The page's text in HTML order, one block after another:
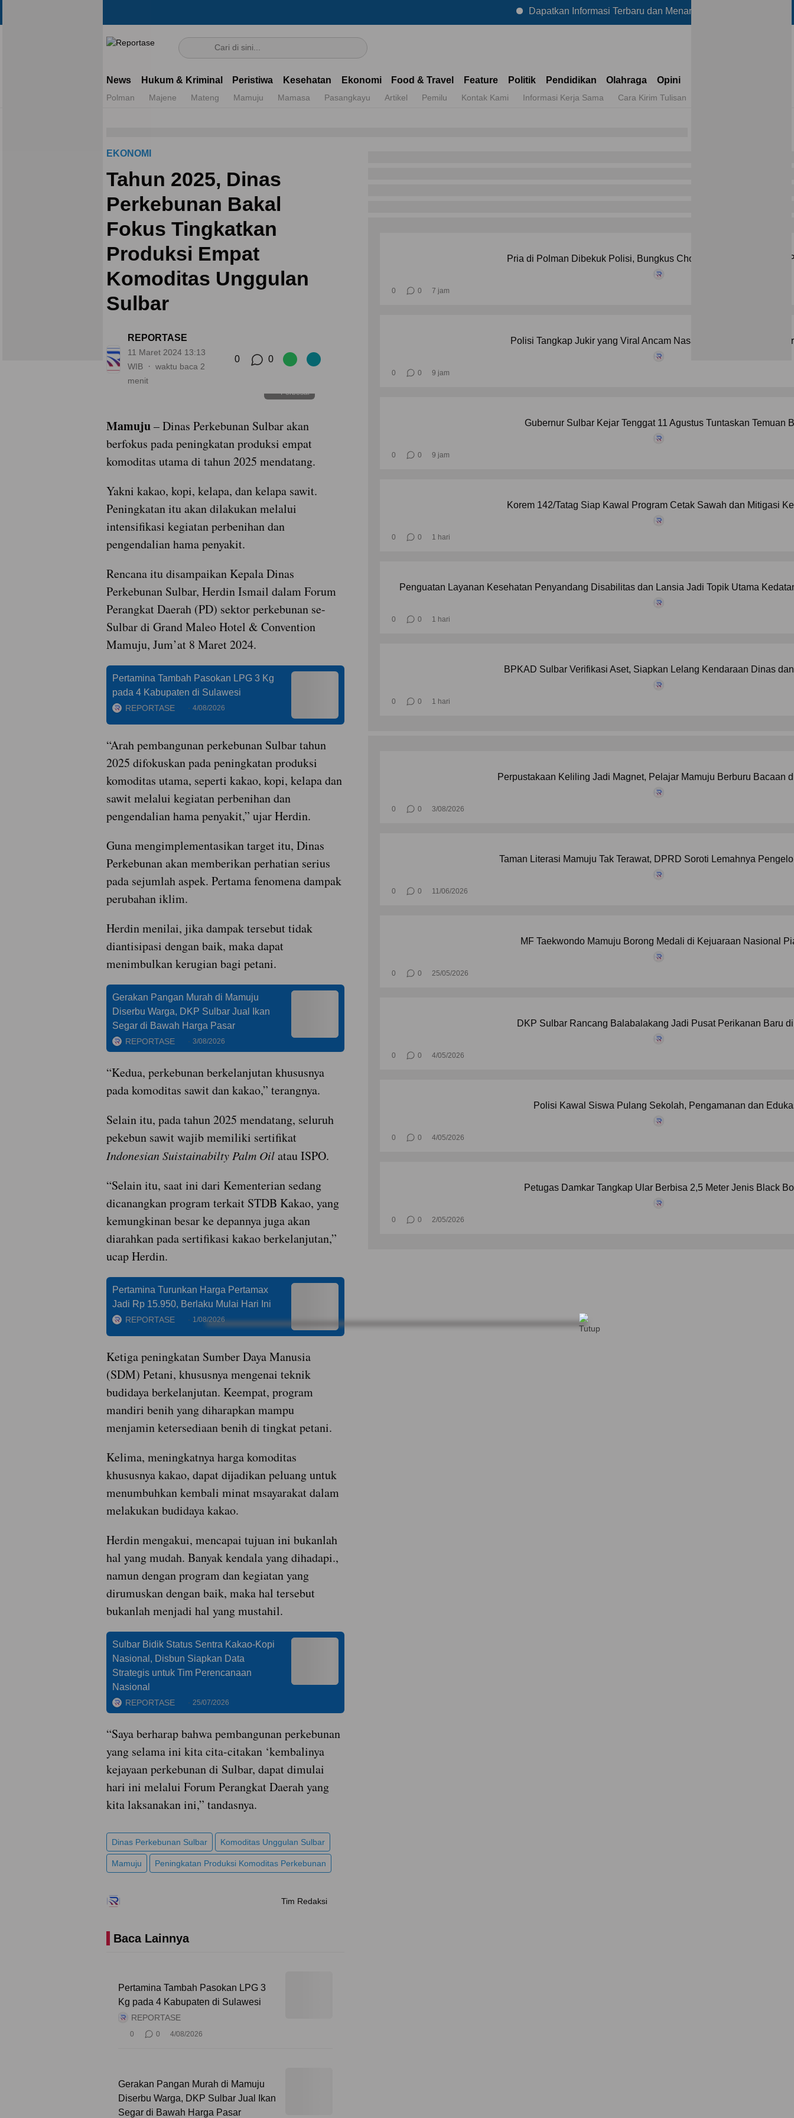
Dapatkan Informasi Terbaru dan Menarik Lainnya Hanya di Reportase
Mengulas Fakta Di Balik Cerita
News Hukum & Kriminal Peristiwa Kesehatan Ekonomi Food & Travel Feature Politik Pendidikan Olahraga Opini
Polman Majene Mateng Mamuju Mamasa Pasangkayu Artikel Pemilu Kontak Kami Informasi Kerja Sama Cara Kirim Tulisan
EKONOMI
Tahun 2025, Dinas
Perkebunan Bakal
Fokus Tingkatkan
Produksi Empat
Komoditas Unggulan
Sulbar
REPORTASE
11 Maret 2024 13:13
WIB
waktu baca 2
menit
0 0
Perbesar
Mamuju– Dinas Perkebunan Sulbar akan
berfokus pada peningkatan produksi empat
komoditas utama di tahun 2025 mendatang.
Yakni kakao, kopi, kelapa, dan kelapa sawit.
Peningkatan itu akan dilakukan melalui
intensifikasi kegiatan perbenihan dan
pengendalian hama penyakit.
Rencana itu disampaikan Kepala Dinas
Perkebunan Sulbar, Herdin Ismail dalam Forum
Perangkat Daerah (PD) sektor perkebunan se-
Sulbar di Grand Maleo Hotel & Convention
Mamuju, Jum’at 8 Maret 2024.
Pertamina Tambah Pasokan LPG 3 Kg
pada 4 Kabupaten di Sulawesi
REPORTASE 4/08/2026
“Arah pembangunan perkebunan Sulbar tahun
2025 difokuskan pada peningkatan produksi
komoditas utama, seperti kakao, kopi, kelapa dan
sawit melalui kegiatan perbenihan dan
pengendalian hama penyakit,” ujar Herdin.
Guna mengimplementasikan target itu, Dinas
Perkebunan akan memberikan perhatian serius
pada sejumlah aspek. Pertama fenomena dampak
perubahan iklim.
Herdin menilai, jika dampak tersebut tidak
diantisipasi dengan baik, maka dapat
menimbulkan kerugian bagi petani.
Gerakan Pangan Murah di Mamuju
Diserbu Warga, DKP Sulbar Jual Ikan
Segar di Bawah Harga Pasar
REPORTASE 3/08/2026
“Kedua, perkebunan berkelanjutan khususnya
pada komoditas sawit dan kakao,” terangnya.
Selain itu, pada tahun 2025 mendatang, seluruh
pekebun sawit wajib memiliki sertifikat
Indonesian Suistainabilty Palm Oilatau ISPO.
“Selain itu, saat ini dari Kementerian sedang
dicanangkan program terkait STDB Kakao, yang
kemungkinan besar ke depannya juga akan
diarahkan pada sertifikasi kakao berkelanjutan,”
ucap Herdin.
Pertamina Turunkan Harga Pertamax
Jadi Rp 15.950, Berlaku Mulai Hari Ini
REPORTASE 1/08/2026
Ketiga peningkatan Sumber Daya Manusia
(SDM) Petani, khususnya mengenai teknik
budidaya berkelanjutan. Keempat, program
mandiri benih yang diharapkan mampu
menjamin ketersediaan benih di tingkat petani.
Kelima, meningkatnya harga komoditas
khususnya kakao, dapat dijadikan peluang untuk
menumbuhkan kembali minat msayarakat dalam
melakukan budidaya kakao.
Herdin mengakui, mencapai tujuan ini bukanlah
hal yang mudah. Banyak kendala yang dihadapi.,
namun dengan program dan kegiatan yang
dirumuskan dengan baik, maka hal tersebut
bukanlah menjadi hal yang mustahil.
Sulbar Bidik Status Sentra Kakao-Kopi
Nasional, Disbun Siapkan Data
Strategis untuk Tim Perencanaan
Nasional
REPORTASE 25/07/2026
“Saya berharap bahwa pembangunan perkebunan
yang selama ini kita cita-citakan ‘kembalinya
kejayaan perkebunan di Sulbar, dapat dimulai
hari ini melalui Forum Perangkat Daerah yang
kita laksanakan ini,” tandasnya.
Dinas Perkebunan Sulbar Komoditas Unggulan Sulbar
Mamuju Peningkatan Produksi Komoditas Perkebunan
Tim Redaksi
Baca Lainnya
Pertamina Tambah Pasokan LPG 3
Kg pada 4 Kabupaten di Sulawesi
REPORTASE
0 0 4/08/2026
Gerakan Pangan Murah di Mamuju
Diserbu Warga, DKP Sulbar Jual Ikan
Segar di Bawah Harga Pasar
Pria di Polman Dibekuk Polisi, Bungkus Chocolatos Buka Jejak 31
0 0 7 jam
Polisi Tangkap Jukir yang Viral Ancam Nasabah BRI Jika Tak
0 0 9 jam
Gubernur Sulbar Kejar Tenggat 11 Agustus Tuntaskan Temuan
0 0 9 jam
Korem 142/Tatag Siap Kawal Program Cetak Sawah dan Mitigasi
0 0 1 hari
Penguatan Layanan Kesehatan Penyandang Disabilitas dan Lansia Jadi Topik Utama
0 0 1 hari
BPKAD Sulbar Verifikasi Aset, Siapkan Lelang Kendaraan Dinas
0 0 1 hari
Perpustakaan Keliling Jadi Magnet, Pelajar Mamuju Berburu Bacaan
0 0 3/08/2026
Taman Literasi Mamuju Tak Terawat, DPRD Soroti Lemahnya
0 0 11/06/2026
MF Taekwondo Mamuju Borong Medali di Kejuaraan Nasional
0 0 25/05/2026
DKP Sulbar Rancang Balabalakang Jadi Pusat Perikanan Baru
0 0 4/05/2026
Polisi Kawal Siswa Pulang Sekolah, Pengamanan dan
0 0 4/05/2026
Petugas Damkar Tangkap Ular Berbisa 2,5 Meter Jenis Black
0 0 2/05/2026